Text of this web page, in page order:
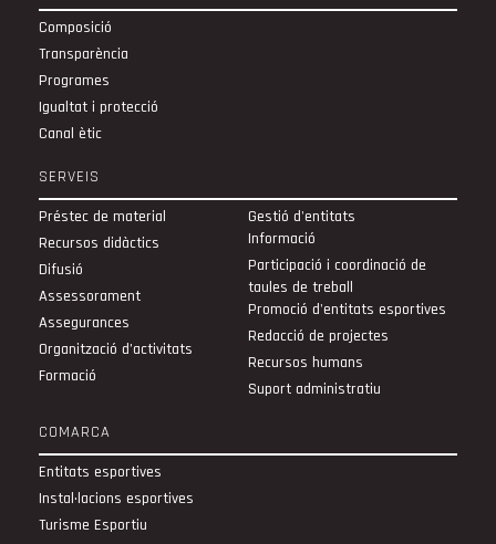
Composició
Transparència
Programes
Igualtat i protecció
Canal ètic
SERVEIS
Préstec de material
Recursos didàctics
Difusió
Assessorament
Assegurances
Organització d’activitats
Formació
Gestió d'entitats
Informació
Participació i coordinació de
taules de treball
Promoció d'entitats esportives
Redacció de projectes
Recursos humans
Suport administratiu
COMARCA
Entitats esportives
Instal·lacions esportives
Turisme Esportiu